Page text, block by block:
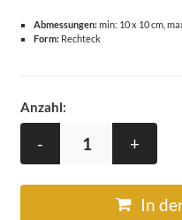
Abmessungen:min: 10 x 10 cm,
Form:Rechteck
Anzahl:
- +
In